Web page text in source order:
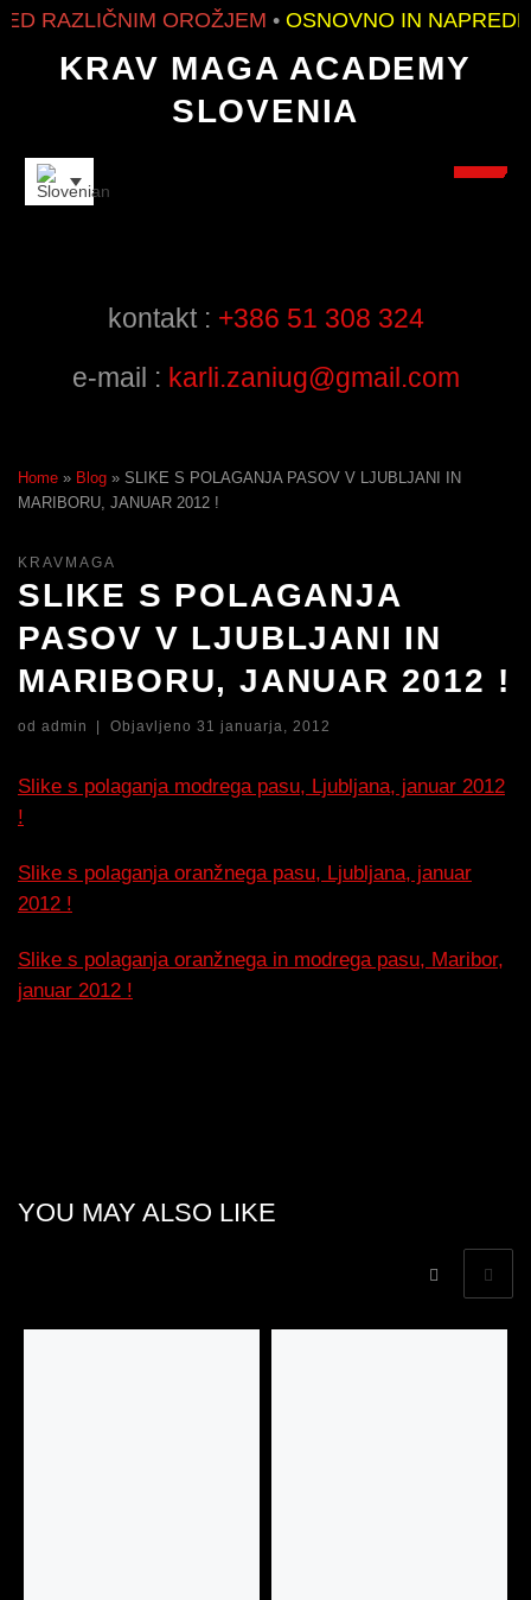
OROŽJEM•OSNOVNO IN NAPREDNO
KRAV MAGA ACADEMY
SLOVENIA
INSTRUCTORS
kontakt : +386 51 308 324
e-mail : karli.zaniug@gmail.com
Home » Blog » SLIKE S POLAGANJA PASOV V LJUBLJANI IN
MARIBORU, JANUAR 2012 !
KRAVMAGA
SLIKE S POLAGANJA
PASOV V LJUBLJANI IN
MARIBORU, JANUAR 2012 !
od admin | Objavljeno 31 januarja, 2012
Slike s polaganja modrega pasu, Ljubljana, januar 2012
!
Slike s polaganja oranžnega pasu, Ljubljana, januar
2012 !
Slike s polaganja oranžnega in modrega pasu, Maribor,
januar 2012 !
YOU MAY ALSO LIKE